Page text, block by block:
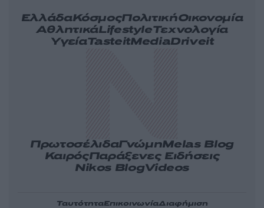
ΕλλάδαΚόσμοςΠολιτικήΟικονομία
ΑθλητικάLifestyleΤεχνολογία
ΥγείαTasteitMediaDriveit
ΠρωτοσέλιδαΓνώμηMelas Blog
ΚαιρόςΠαράξενες Ειδήσεις
Nikos BlogVideos
ΤαυτότηταΕπικοινωνίαΔιαφήμιση